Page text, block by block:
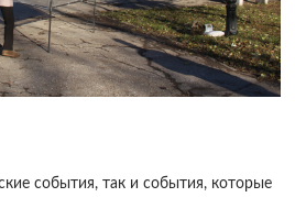
события, так и события, которые